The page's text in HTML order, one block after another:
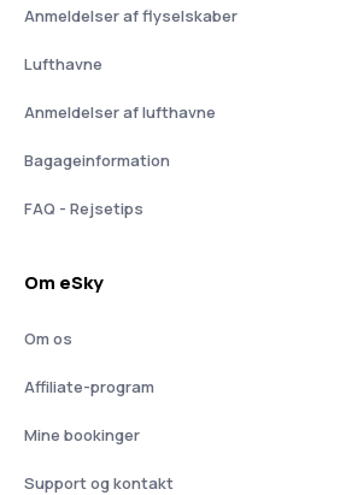
Anmeldelser af flyselskaber
Lufthavne
Anmeldelser af lufthavne
Bagageinformation
FAQ - Rejsetips
Om eSky
Om os
Affiliate-program
Mine bookinger
Support og kontakt